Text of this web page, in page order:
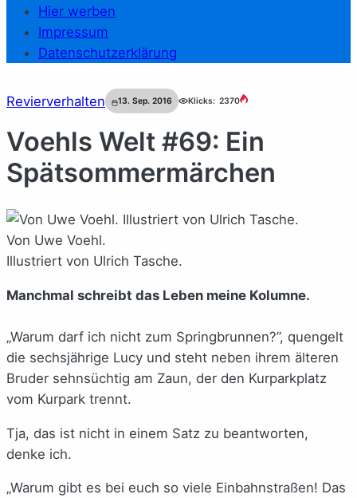
Hier werben
Impressum
Datenschutzerklärung
Revierverhalten 13. Sep. 2016 Klicks: 2370
Voehls Welt #69: Ein
Spätsommermärchen
Von Uwe Voehl.
Illustriert von Ulrich Tasche.
Manchmal schreibt das Leben meine Kolumne.
„Warum darf ich nicht zum Springbrunnen?”, quengelt
die sechsjährige Lucy und steht neben ihrem älteren
Bruder sehnsüchtig am Zaun, der den Kurparkplatz
vom Kurpark trennt.
Tja, das ist nicht in einem Satz zu beantworten,
denke ich.
„Warum gibt es bei euch so viele Einbahnstraßen! Das